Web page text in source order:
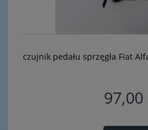
czujnik pedału sprzęgła Fiat
97,00